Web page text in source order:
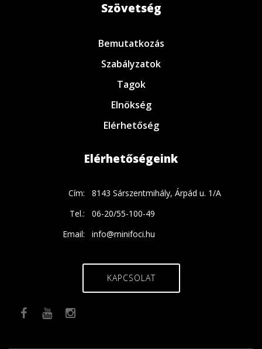
Szövetség
Bemutatkozás
Szabályzatok
Tagok
Elnökség
Elérhetőség
Elérhetőségeink
Cím:
8143 Sárszentmihály, Árpád u. 1/A
Tel.:
06-20/55-100-49
Email:
info@minifoci.hu
KAPCSOLAT